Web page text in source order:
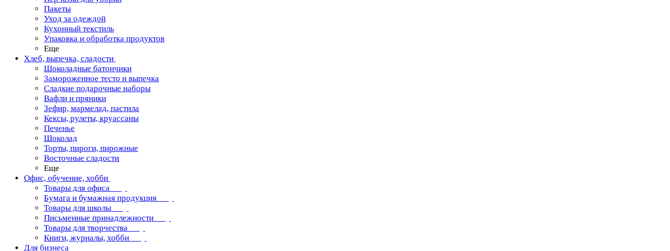
Пакеты
Уход за одеждой
Кухонный текстиль
Упаковка и обработка продуктов
Еще
Хлеб, выпечка, сладости
Шоколадные батончики
Замороженное тесто и выпечка
Сладкие подарочные наборы
Вафли и пряники
Зефир, мармелад, пастила
Кексы, рулеты, круассаны
Печенье
Шоколад
Торты, пироги, пирожные
Восточные сладости
Еще
Офис, обучение, хобби
Товары для офиса
Бумага и бумажная продукция
Товары для школы
Письменные принадлежности
Товары для творчества
Книги, журналы, хобби
Для бизнеса